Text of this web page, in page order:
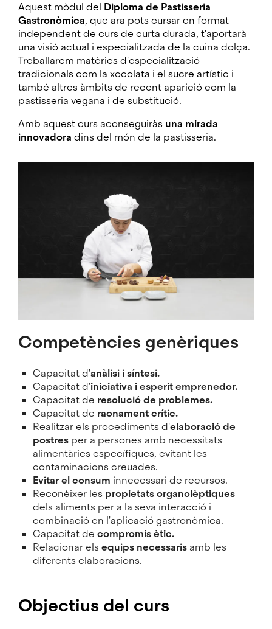
Aquest mòdul del Diploma de Pastisseria
Gastronòmica, que ara pots cursar en format
independent de curs de curta durada, t'aportarà
una visió actual i especialitzada de la cuina dolça.
Treballarem matèries d'especialització
tradicionals com la xocolata i el sucre artístic i
també altres àmbits de recent aparició com la
pastisseria vegana i de substitució.
Amb aquest curs aconseguiràs una mirada
innovadora dins del món de la pastisseria.
Competències genèriques
Capacitat d'anàlisi i síntesi.
Capacitat d'iniciativa i esperit emprenedor.
Capacitat de resolució de problemes.
Capacitat de raonament crític.
Realitzar els procediments d'elaboració de
postres per a persones amb necessitats
alimentàries específiques, evitant les
contaminacions creuades.
Evitar el consum innecessari de recursos.
Reconèixer les propietats organolèptiques
dels aliments per a la seva interacció i
combinació en l'aplicació gastronòmica.
Capacitat de compromís ètic.
Relacionar els equips necessaris amb les
diferents elaboracions.
Objectius del curs